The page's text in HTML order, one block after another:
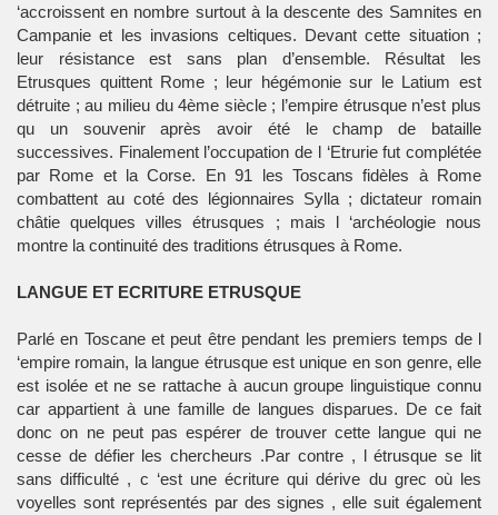
‘accroissent en nombre surtout à la descente des Samnites en
Campanie et les invasions celtiques. Devant cette situation ;
leur résistance est sans plan d’ensemble. Résultat les
Etrusques quittent Rome ; leur hégémonie sur le Latium est
détruite ; au milieu du 4ème siècle ; l’empire étrusque n’est plus
qu un souvenir après avoir été le champ de bataille
successives. Finalement l’occupation de l ‘Etrurie fut complétée
par Rome et la Corse. En 91 les Toscans fidèles à Rome
combattent au coté des légionnaires Sylla ; dictateur romain
châtie quelques villes étrusques ; mais l ‘archéologie nous
montre la continuité des traditions étrusques à Rome.
LANGUE ET ECRITURE ETRUSQUE
Parlé en Toscane et peut être pendant les premiers temps de l
‘empire romain, la langue étrusque est unique en son genre, elle
est isolée et ne se rattache à aucun groupe linguistique connu
car appartient à une famille de langues disparues. De ce fait
donc on ne peut pas espérer de trouver cette langue qui ne
cesse de défier les chercheurs .Par contre , l étrusque se lit
sans difficulté , c ‘est une écriture qui dérive du grec où les
voyelles sont représentés par des signes , elle suit également